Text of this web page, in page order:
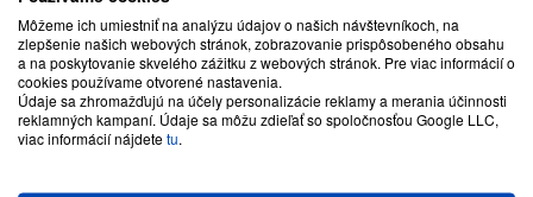
Môžeme ich umiestniť na analýzu údajov o našich návštevníkoch, na
zlepšenie našich webových stránok, zobrazovanie prispôsobeného obsahu
a na poskytovanie skvelého zážitku z webových stránok. Pre viac informácií o
cookies používame otvorené nastavenia.
Údaje sa zhromažďujú na účely personalizácie reklamy a merania účinnosti
reklamných kampaní. Údaje sa môžu zdieľať so spoločnosťou Google LLC,
viac informácií nájdetetu.